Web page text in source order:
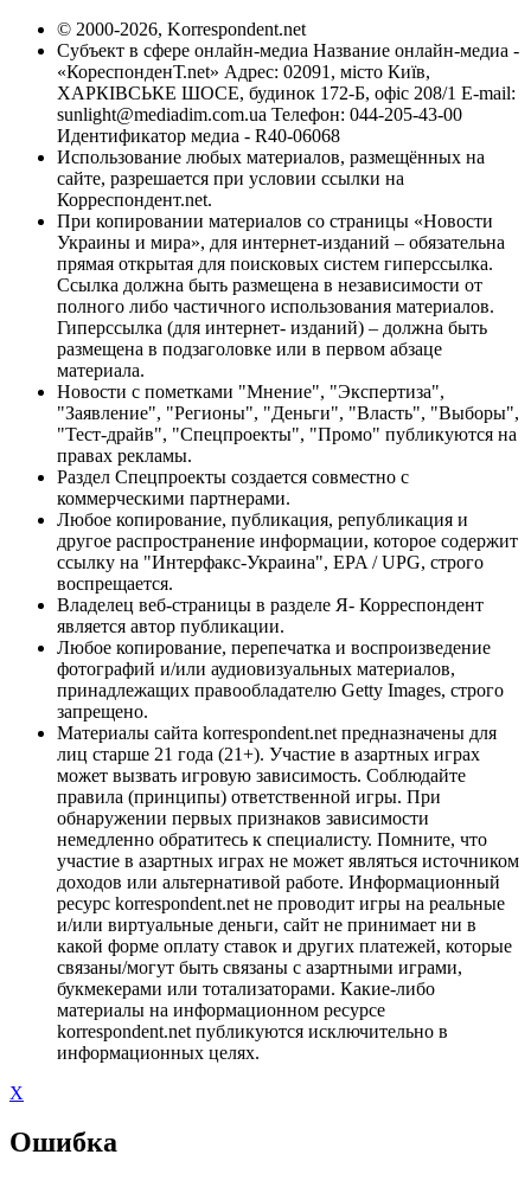
© 2000-2026, Korrespondent.net
Субъект в сфере онлайн-медиа Название онлайн-медиа -
«КореспонденТ.net» Адрес: 02091, місто Київ,
ХАРКІВСЬКЕ ШОСЕ, будинок 172-Б, офіс 208/1 E-mail:
sunlight@mediadim.com.ua Телефон: 044-205-43-00
Идентификатор медиа - R40-06068
Использование любых материалов, размещённых на
сайте, разрешается при условии ссылки на
Корреспондент.net.
При копировании материалов со страницы «Новости
Украины и мира», для интернет-изданий – обязательна
прямая открытая для поисковых систем гиперссылка.
Ссылка должна быть размещена в независимости от
полного либо частичного использования материалов.
Гиперссылка (для интернет- изданий) – должна быть
размещена в подзаголовке или в первом абзаце
материала.
Новости с пометками "Мнение", "Экспертиза",
"Заявление", "Регионы", "Деньги", "Власть", "Выборы",
"Тест-драйв", "Спецпроекты", "Промо" публикуются на
правах рекламы.
Раздел Спецпроекты создается совместно с
коммерческими партнерами.
Любое копирование, публикация, републикация и
другое распространение информации, которое содержит
ссылку на "Интерфакс-Украина", EPA / UPG, строго
воспрещается.
Владелец веб-страницы в разделе Я- Корреспондент
является автор публикации.
Любое копирование, перепечатка и воспроизведение
фотографий и/или аудиовизуальных материалов,
принадлежащих правообладателю Getty Images, строго
запрещено.
Материалы сайта korrespondent.net предназначены для
лиц старше 21 года (21+). Участие в азартных играх
может вызвать игровую зависимость. Соблюдайте
правила (принципы) ответственной игры. При
обнаружении первых признаков зависимости
немедленно обратитесь к специалисту. Помните, что
участие в азартных играх не может являться источником
доходов или альтернативой работе. Информационный
ресурс korrespondent.net не проводит игры на реальные
и/или виртуальные деньги, сайт не принимает ни в
какой форме оплату ставок и других платежей, которые
связаны/могут быть связаны с азартными играми,
букмекерами или тотализаторами. Какие-либо
материалы на информационном ресурсе
korrespondent.net публикуются исключительно в
информационных целях.
X
Ошибка